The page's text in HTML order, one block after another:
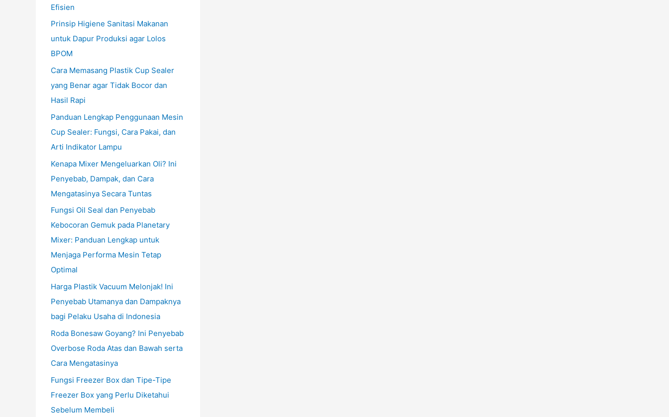
Efisien
Prinsip Higiene Sanitasi Makanan
untuk Dapur Produksi agar Lolos
BPOM
Cara Memasang Plastik Cup Sealer
yang Benar agar Tidak Bocor dan
Hasil Rapi
Panduan Lengkap Penggunaan Mesin
Cup Sealer: Fungsi, Cara Pakai, dan
Arti Indikator Lampu
Kenapa Mixer Mengeluarkan Oli? Ini
Penyebab, Dampak, dan Cara
Mengatasinya Secara Tuntas
Fungsi Oil Seal dan Penyebab
Kebocoran Gemuk pada Planetary
Mixer: Panduan Lengkap untuk
Menjaga Performa Mesin Tetap
Optimal
Harga Plastik Vacuum Melonjak! Ini
Penyebab Utamanya dan Dampaknya
bagi Pelaku Usaha di Indonesia
Roda Bonesaw Goyang? Ini Penyebab
Overbose Roda Atas dan Bawah serta
Cara Mengatasinya
Fungsi Freezer Box dan Tipe-Tipe
Freezer Box yang Perlu Diketahui
Sebelum Membeli